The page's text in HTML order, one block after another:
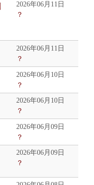
2026年06月11日
？
2026年06月11日
？
2026年06月10日
？
2026年06月10日
？
2026年06月09日
？
2026年06月09日
？